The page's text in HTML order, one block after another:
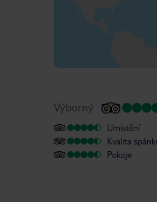
Výborný
Umístění
Kvalita
Pokoje